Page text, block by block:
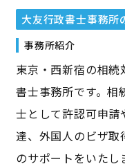
大友行政書士事務所
事務所紹介
東京・西新宿の相
書士事務所です。相
士として許認可申
達、外国人のビザ取
のサポートをいたし